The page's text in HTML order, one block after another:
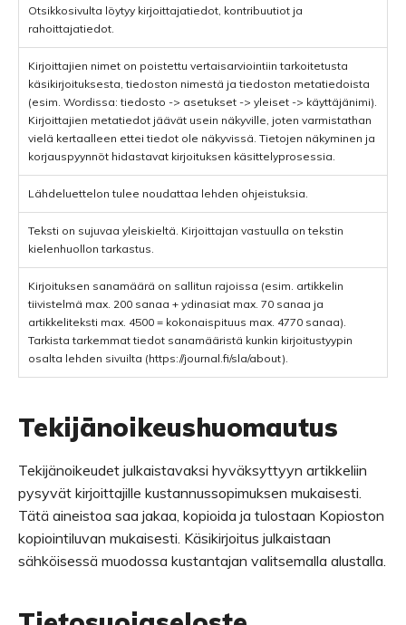
Otsikkosivulta löytyy kirjoittajatiedot, kontribuutiot ja
rahoittajatiedot.
Kirjoittajien nimet on poistettu vertaisarviointiin tarkoitetusta
käsikirjoituksesta, tiedoston nimestä ja tiedoston metatiedoista
(esim. Wordissa: tiedosto -> asetukset -> yleiset -> käyttäjänimi).
Kirjoittajien metatiedot jäävät usein näkyville, joten varmistathan
vielä kertaalleen ettei tiedot ole näkyvissä. Tietojen näkyminen ja
korjauspyynnöt hidastavat kirjoituksen käsittelyprosessia.
Lähdeluettelon tulee noudattaa lehden ohjeistuksia.
Teksti on sujuvaa yleiskieltä. Kirjoittajan vastuulla on tekstin
kielenhuollon tarkastus.
Kirjoituksen sanamäärä on sallitun rajoissa (esim. artikkelin
tiivistelmä max. 200 sanaa + ydinasiat max. 70 sanaa ja
artikkeliteksti max. 4500 = kokonaispituus max. 4770 sanaa).
Tarkista tarkemmat tiedot sanamääristä kunkin kirjoitustyypin
osalta lehden sivuilta (https://journal.fi/sla/about).
Tekijänoikeushuomautus
Tekijänoikeudet julkaistavaksi hyväksyttyyn artikkeliin
pysyvät kirjoittajille kustannussopimuksen mukaisesti.
Tätä aineistoa saa jakaa, kopioida ja tulostaan Kopioston
kopiointiluvan mukaisesti. Käsikirjoitus julkaistaan
sähköisessä muodossa kustantajan valitsemalla alustalla.